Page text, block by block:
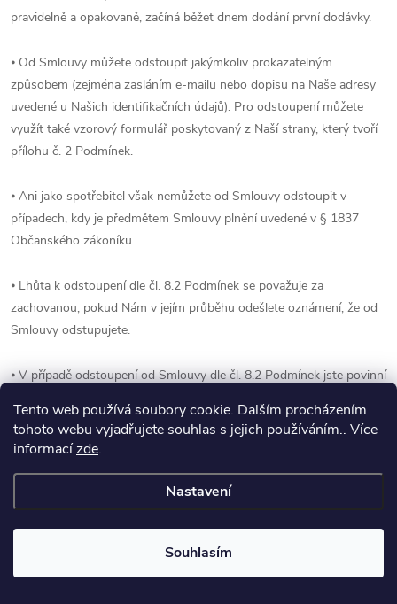
Tento web používá soubory cookie. Dalším procházením
tohoto webu vyjadřujete souhlas s jejich používáním.. Více
informacízde.
Nastavení
Souhlasím
pravidelně a opakovaně, začíná běžet dnem dodání první dodávky.
⦁ Od Smlouvy můžete odstoupit jakýmkoliv prokazatelným
způsobem (zejména zasláním e-mailu nebo dopisu na Naše adresy
uvedené u Našich identifikačních údajů). Pro odstoupení můžete
využít také vzorový formulář poskytovaný z Naší strany, který tvoří
přílohu č. 2 Podmínek.
⦁ Ani jako spotřebitel však nemůžete od Smlouvy odstoupit v
případech, kdy je předmětem Smlouvy plnění uvedené v § 1837
Občanského zákoníku.
⦁ Lhůta k odstoupení dle čl. 8.2 Podmínek se považuje za
zachovanou, pokud Nám v jejím průběhu odešlete oznámení, že od
Smlouvy odstupujete.
⦁ V případě odstoupení od Smlouvy dle čl. 8.2 Podmínek jste povinní
spojené s navrácením zboží k Nám. Vy máte naopak nárok na to,
abychom Vám vrátili Cenu za dopravu, avšak pouze ve výši
jsme pro dodání Zboží nabízeli. V případě odstoupení z důvodu, že
My porušíme uzavřenou Smlouvu, hradíme i náklady spojené s
navrácením zboží k Nám, ovšem opět pouze do výše Ceny za
dopravu ve výši odpovídající nejlevnějšímu nabízenému způsobu
dodání Zboží, který jsme při dodání Zboží nabízeli.⦁ V případě